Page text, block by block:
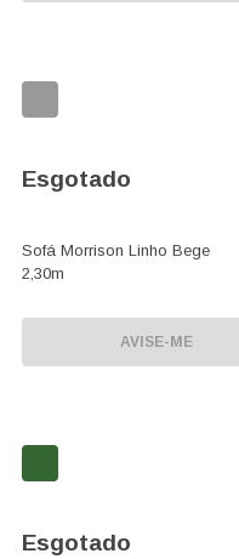
Esgotado
Sofá Morrison Linho Bege
2,30m
AVISE-ME
Esgotado